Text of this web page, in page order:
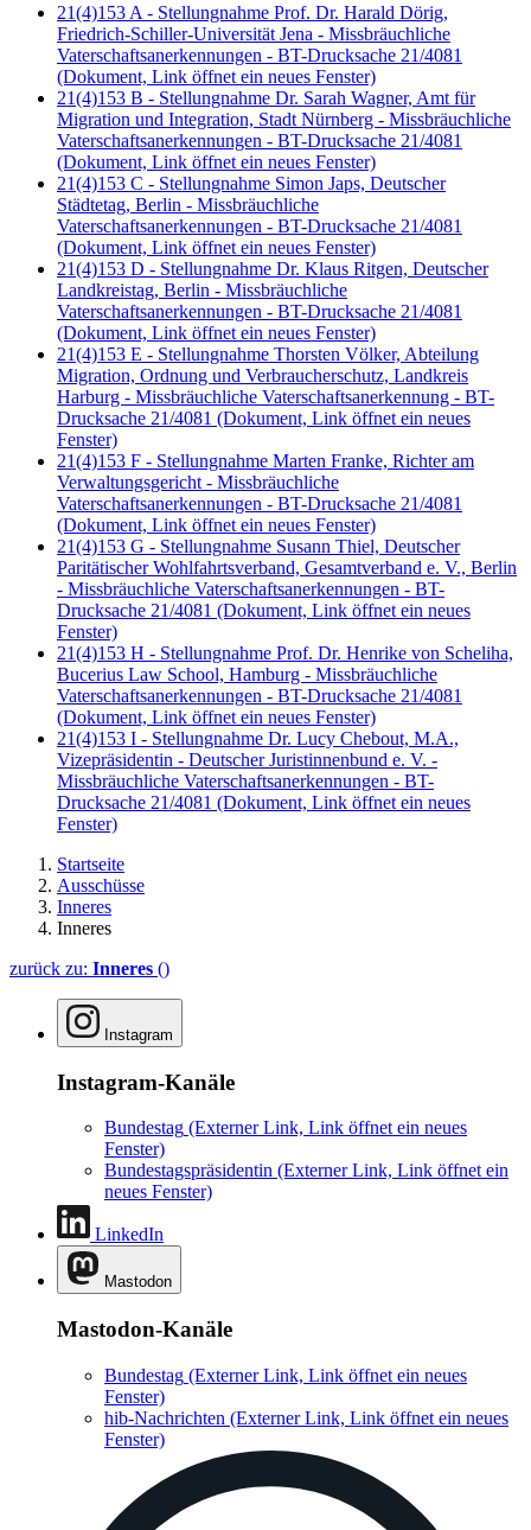
21(4)153 A - Stellungnahme Prof. Dr. Harald Dörig,
Friedrich-Schiller-Universität Jena - Missbräuchliche
Vaterschaftsanerkennungen - BT-Drucksache 21/4081
(Dokument, Link öffnet ein neues Fenster)
21(4)153 B - Stellungnahme Dr. Sarah Wagner, Amt für
Migration und Integration, Stadt Nürnberg - Missbräuchliche
Vaterschaftsanerkennungen - BT-Drucksache 21/4081
(Dokument, Link öffnet ein neues Fenster)
21(4)153 C - Stellungnahme Simon Japs, Deutscher
Städtetag, Berlin - Missbräuchliche
Vaterschaftsanerkennungen - BT-Drucksache 21/4081
(Dokument, Link öffnet ein neues Fenster)
21(4)153 D - Stellungnahme Dr. Klaus Ritgen, Deutscher
Landkreistag, Berlin - Missbräuchliche
Vaterschaftsanerkennungen - BT-Drucksache 21/4081
(Dokument, Link öffnet ein neues Fenster)
21(4)153 E - Stellungnahme Thorsten Völker, Abteilung
Migration, Ordnung und Verbraucherschutz, Landkreis
Harburg - Missbräuchliche Vaterschaftsanerkennung - BT-
Drucksache 21/4081 (Dokument, Link öffnet ein neues
Fenster)
21(4)153 F - Stellungnahme Marten Franke, Richter am
Verwaltungsgericht - Missbräuchliche
Vaterschaftsanerkennungen - BT-Drucksache 21/4081
(Dokument, Link öffnet ein neues Fenster)
21(4)153 G - Stellungnahme Susann Thiel, Deutscher
Paritätischer Wohlfahrtsverband, Gesamtverband e. V., Berlin
- Missbräuchliche Vaterschaftsanerkennungen - BT-
Drucksache 21/4081 (Dokument, Link öffnet ein neues
Fenster)
21(4)153 H - Stellungnahme Prof. Dr. Henrike von Scheliha,
Bucerius Law School, Hamburg - Missbräuchliche
Vaterschaftsanerkennungen - BT-Drucksache 21/4081
(Dokument, Link öffnet ein neues Fenster)
21(4)153 I - Stellungnahme Dr. Lucy Chebout, M.A.,
Vizepräsidentin - Deutscher Juristinnenbund e. V. -
Missbräuchliche Vaterschaftsanerkennungen - BT-
Drucksache 21/4081 (Dokument, Link öffnet ein neues
Fenster)
Startseite
Ausschüsse
Inneres
Inneres
zurück zu: Inneres ()
Instagram
Instagram-Kanäle
Bundestag (Externer Link, Link öffnet ein neues
Fenster)
Bundestagspräsidentin (Externer Link, Link öffnet ein
neues Fenster)
LinkedIn
Mastodon
Mastodon-Kanäle
Bundestag (Externer Link, Link öffnet ein neues
Fenster)
hib-Nachrichten (Externer Link, Link öffnet ein neues
Fenster)